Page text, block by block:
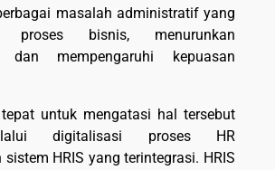
masalah administratif yang
proses bisnis, menurunkan
dan mempengaruhi kepuasan
untuk mengatasi hal tersebut
digitalisasi proses HR
HRIS yang terintegrasi. HRIS